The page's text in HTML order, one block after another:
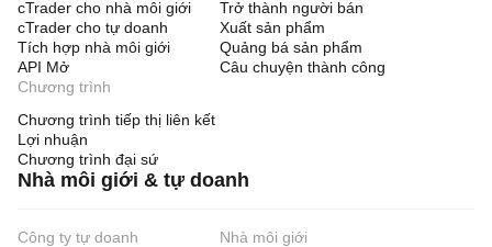
cTrader cho nhà môi giới
cTrader cho tự doanh
Tích hợp nhà môi giới
API Mở
Trở thành người bán
Xuất sản phẩm
Quảng bá sản phẩm
Câu chuyện thành công
Chương trình
Chương trình tiếp thị liên kết
Lợi nhuận
Chương trình đại sứ
Nhà môi giới & tự doanh
Công ty tự doanh
Nhà môi giới